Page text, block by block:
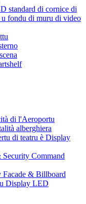
standard di cornice di
fondu di muru di video
di l'Aeroportu
alberghiera
di teatru è Display
Command
Facade & Billboard
Display LED